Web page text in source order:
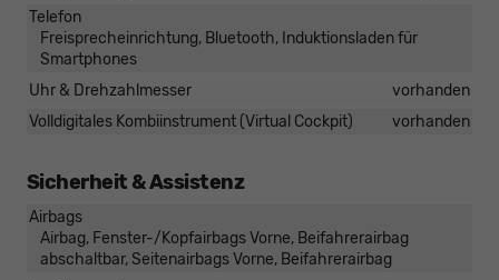
Telefon
Freisprecheinrichtung, Bluetooth, Induktionsladen für
Smartphones
Uhr & Drehzahlmesser
vorhanden
Volldigitales Kombiinstrument (Virtual Cockpit)
vorhanden
Sicherheit & Assistenz
Airbags
Airbag, Fenster-/Kopfairbags Vorne, Beifahrerairbag
abschaltbar, Seitenairbags Vorne, Beifahrerairbag